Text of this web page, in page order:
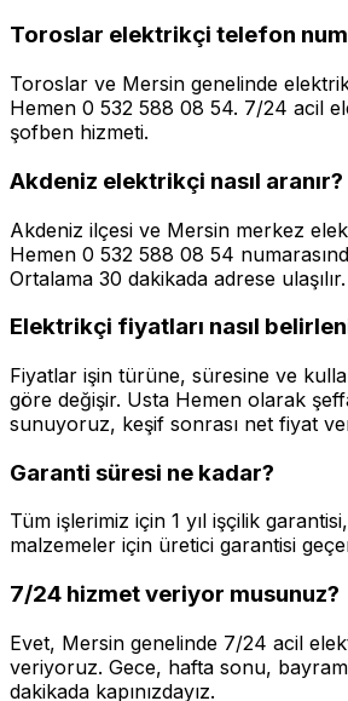
Toroslar elektrikçi telefon
Toroslar ve Mersin genelinde
Hemen 0 532 588 08 54. 7/24 acil
şofben hizmeti.
Akdeniz elektrikçi nasıl aranır?
Akdeniz ilçesi ve Mersin merkez
Hemen 0 532 588 08 54
Ortalama 30 dakikada adrese ulaşılır.
Elektrikçi fiyatları nasıl
Fiyatlar işin türüne, süresine ve
göre değişir. Usta Hemen olarak
sunuyoruz, keşif sonrası net fiyat
Garanti süresi ne kadar?
Tüm işlerimiz için 1 yıl işçilik
malzemeler için üretici garantisi
7/24 hizmet veriyor musunuz?
Evet, Mersin genelinde 7/24 acil
veriyoruz. Gece, hafta sonu,
dakikada kapınızdayız.